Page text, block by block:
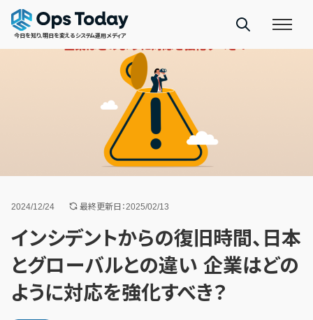
今日を知り、明日を変えるシステム運用メディア
2024/12/24 最終更新日：2025/02/13
インシデントからの復旧時間、日本
とグローバルとの違い 企業はどの
ように対応を強化すべき？